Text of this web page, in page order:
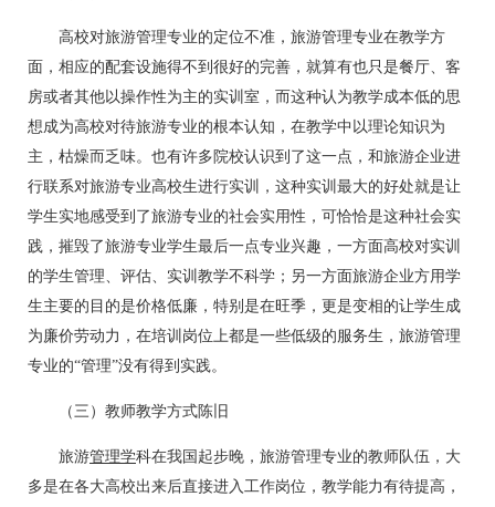
高校对旅游管理专业的定位不准，旅游管理专业在教学方
面，相应的配套设施得不到很好的完善，就算有也只是餐厅、客
房或者其他以操作性为主的实训室，而这种认为教学成本低的思
想成为高校对待旅游专业的根本认知，在教学中以理论知识为
主，枯燥而乏味。也有许多院校认识到了这一点，和旅游企业进
行联系对旅游专业高校生进行实训，这种实训最大的好处就是让
学生实地感受到了旅游专业的社会实用性，可恰恰是这种社会实
践，摧毁了旅游专业学生最后一点专业兴趣，一方面高校对实训
的学生管理、评估、实训教学不科学；另一方面旅游企业方用学
生主要的目的是价格低廉，特别是在旺季，更是变相的让学生成
为廉价劳动力，在培训岗位上都是一些低级的服务生，旅游管理
专业的“管理”没有得到实践。
（三）教师教学方式陈旧
旅游管理学科在我国起步晚，旅游管理专业的教师队伍，大
多是在各大高校出来后直接进入工作岗位，教学能力有待提高，